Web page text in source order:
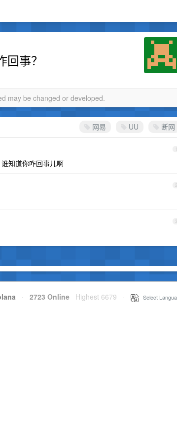
事？
may be changed or developed.
网易 UU 断网
1
知道你咋回事儿啊
2
3
· 2723 Online Highest 6679 Select